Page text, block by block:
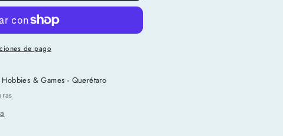
de pago
& Games - Querétaro